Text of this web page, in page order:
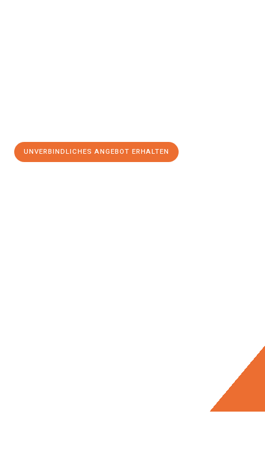
UNVERBINDLICHES ANGEBOT ERHALTEN